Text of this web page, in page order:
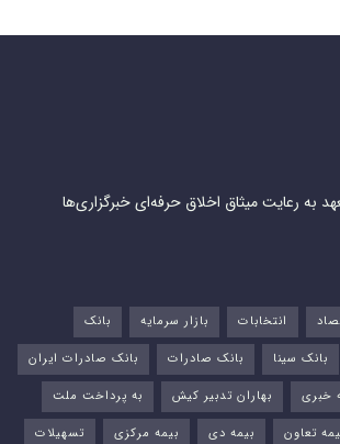
به رعایت میثاق اخلاق حرفه‌ای خبرگزاری‌ها
انتخابات بازار سرمایه
بانک
بانک سینا بانک صادرات
بانک صادرات ایران
خبری بهاران تدبیر کیش
به پرداخت ملت
تعاون بیمه دی بیمه مرکزی
تسهیلات